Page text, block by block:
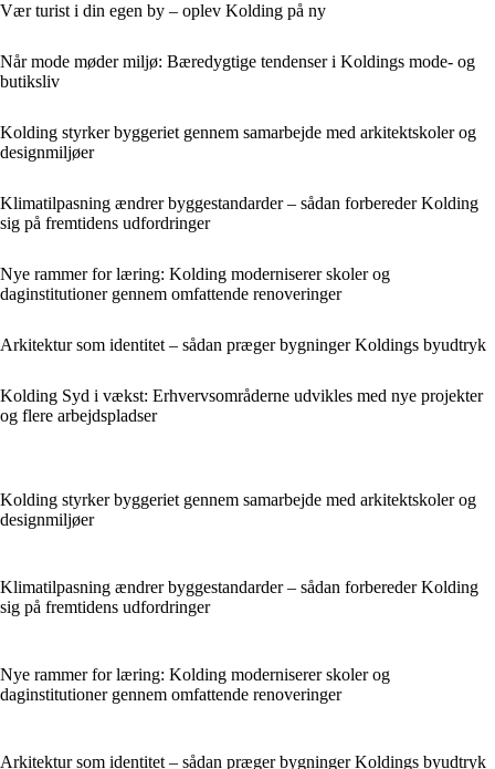
Vær turist i din egen by – oplev Kolding på ny
Når mode møder miljø: Bæredygtige tendenser i Koldings mode- og
butiksliv
Kolding styrker byggeriet gennem samarbejde med arkitektskoler og
designmiljøer
Klimatilpasning ændrer byggestandarder – sådan forbereder Kolding
sig på fremtidens udfordringer
Nye rammer for læring: Kolding moderniserer skoler og
daginstitutioner gennem omfattende renoveringer
Arkitektur som identitet – sådan præger bygninger Koldings byudtryk
Kolding Syd i vækst: Erhvervsområderne udvikles med nye projekter
og flere arbejdspladser
Kolding styrker byggeriet gennem samarbejde med arkitektskoler og
designmiljøer
Klimatilpasning ændrer byggestandarder – sådan forbereder Kolding
sig på fremtidens udfordringer
Nye rammer for læring: Kolding moderniserer skoler og
daginstitutioner gennem omfattende renoveringer
Arkitektur som identitet – sådan præger bygninger Koldings byudtryk